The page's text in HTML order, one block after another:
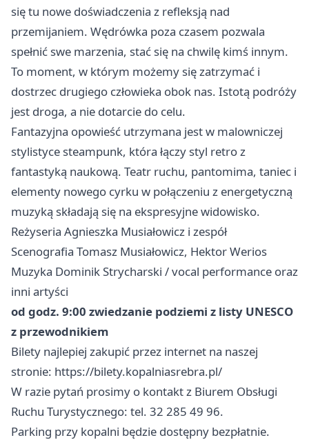
się tu nowe doświadczenia z refleksją nad
przemijaniem. Wędrówka poza czasem pozwala
spełnić swe marzenia, stać się na chwilę kimś innym.
To moment, w którym możemy się zatrzymać i
dostrzec drugiego człowieka obok nas. Istotą podróży
jest droga, a nie dotarcie do celu.
Fantazyjna opowieść utrzymana jest w malowniczej
stylistyce steampunk, która łączy styl retro z
fantastyką naukową. Teatr ruchu, pantomima, taniec i
elementy nowego cyrku w połączeniu z energetyczną
muzyką składają się na ekspresyjne widowisko.
Reżyseria Agnieszka Musiałowicz i zespół
Scenografia Tomasz Musiałowicz, Hektor Werios
Muzyka Dominik Strycharski / vocal performance oraz
inni artyści
od godz. 9:00 zwiedzanie podziemi z listy UNESCO
z przewodnikiem
Bilety najlepiej zakupić przez internet na naszej
stronie: https://bilety.kopalniasrebra.pl/
W razie pytań prosimy o kontakt z Biurem Obsługi
Ruchu Turystycznego: tel. 32 285 49 96.
Parking przy kopalni będzie dostępny bezpłatnie.